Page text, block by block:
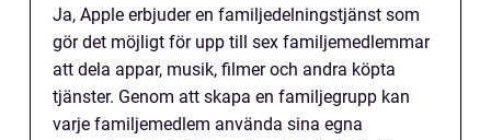
Ja, Apple erbjuder en familjedelningstjänst som
gör det möjligt för upp till sex familjemedlemmar
att dela appar, musik, filmer och andra köpta
tjänster. Genom att skapa en familjegrupp kan
varje familjemedlem använda sina egna